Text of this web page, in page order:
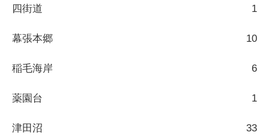
四街道 1
幕張本郷 10
稲毛海岸 6
薬園台 1
津田沼 33